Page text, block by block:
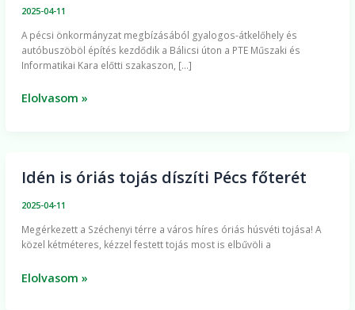
2025-04-11
A pécsi önkormányzat megbízásából gyalogos-átkelőhely és
autóbuszöböl építés kezdődik a Bálicsi úton a PTE Műszaki és
Informatikai Kara előtti szakaszon, […]
úton
az
Műszaki
előtti
Elolvasom »
Idén is óriás tojás díszíti Pécs főterét
2025-04-11
Megérkezett a Széchenyi térre a város híres óriás húsvéti tojása! A
közel kétméteres, kézzel festett tojás most is elbűvöli a
Idén
tojás
díszíti
Pécs
Elolvasom »